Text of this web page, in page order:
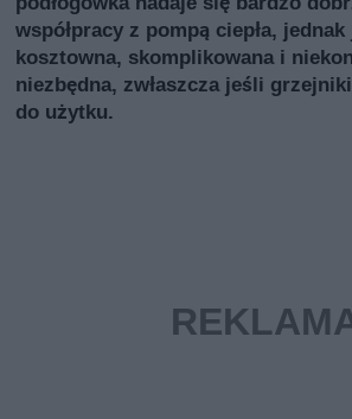
współpracy z pompą ciepła,
kosztowna, skomplikowana i
niezbędna, zwłaszcza jeśli
do użytku.